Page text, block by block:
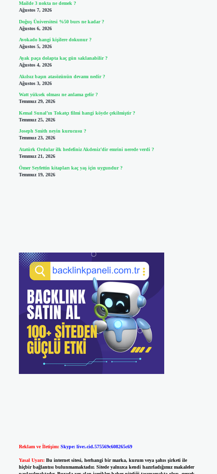
Mailde 3 nokta ne demek ?
Ağustos 7, 2026
Doğuş Üniversitesi %50 burs ne kadar ?
Ağustos 6, 2026
Avokado hangi kişilere dokunur ?
Ağustos 5, 2026
Ayak paça dolapta kaç gün saklanabilir ?
Ağustos 4, 2026
Akılsız başın atasözünün devamı nedir ?
Ağustos 3, 2026
Watt yüksek olması ne anlama gelir ?
Temmuz 29, 2026
Kemal Sunal’ın Tokatçı filmi hangi köyde çekilmiştir ?
Temmuz 25, 2026
Joseph Smith neyin kurucusu ?
Temmuz 23, 2026
Atatürk Ordular ilk hedefiniz Akdeniz’dir emrini nerede verdi ?
Temmuz 21, 2026
Ömer Seyfettin kitapları kaç yaş için uygundur ?
Temmuz 19, 2026
Reklam ve İletişim: Skype: live:.cid.575569c608265c69
Yasal Uyarı: Bu internet sitesi, herhangi bir marka, kurum veya şahıs şirketi ile
hiçbir bağlantısı bulunmamaktadır. Sitede yalnızca kendi hazırladığımız makaleler